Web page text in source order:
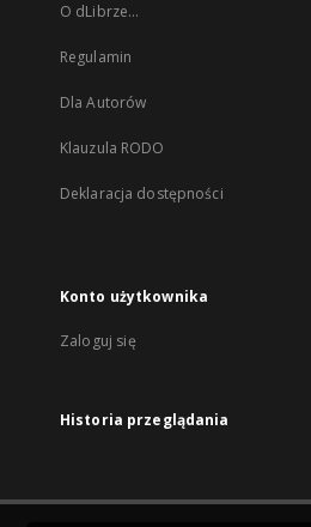
O dLibrze...
Regulamin
Dla Autorów
Klauzula RODO
Deklaracja dostępności
Konto użytkownika
Zaloguj się
Historia przeglądania